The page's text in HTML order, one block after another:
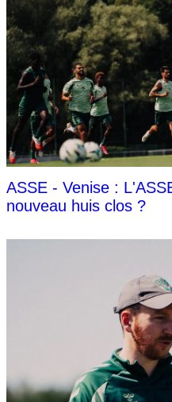
ASSE - Venise :
nouveau huis clos ?